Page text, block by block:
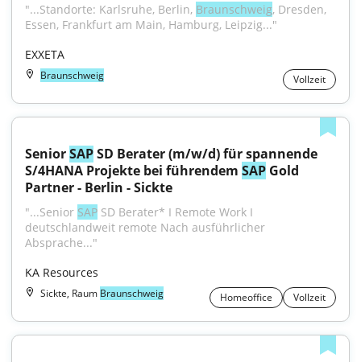
"...Standorte: Karlsruhe, Berlin, Braunschweig, Dresden,
Essen, Frankfurt am Main, Hamburg, Leipzig..."
EXXETA
Braunschweig Vollzeit
Senior SAP SD Berater (m/w/d) für spannende
S/4HANA Projekte bei führendem SAP Gold
Partner - Berlin - Sickte
"...Senior SAP SD Berater* I Remote Work I
deutschlandweit remote Nach ausführlicher
Absprache..."
KA Resources
Sickte, Raum Braunschweig Homeoffice Vollzeit